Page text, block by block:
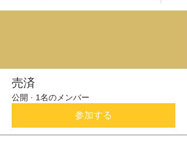
売済
公開 · 1名のメンバー
参加する